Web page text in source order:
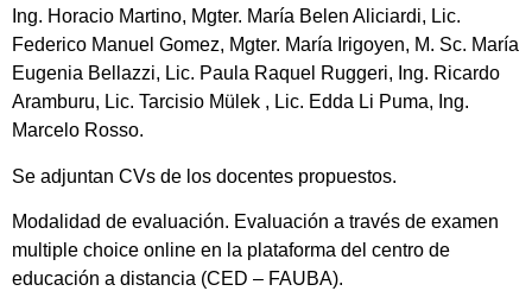
Ing. Horacio Martino, Mgter. María Belen Aliciardi, Lic.
Federico Manuel Gomez, Mgter. María Irigoyen, M. Sc. María
Eugenia Bellazzi, Lic. Paula Raquel Ruggeri, Ing. Ricardo
Aramburu, Lic. Tarcisio Mülek , Lic. Edda Li Puma, Ing.
Marcelo Rosso.
Se adjuntan CVs de los docentes propuestos.
Modalidad de evaluación. Evaluación a través de examen
multiple choice online en la plataforma del centro de
educación a distancia (CED – FAUBA).